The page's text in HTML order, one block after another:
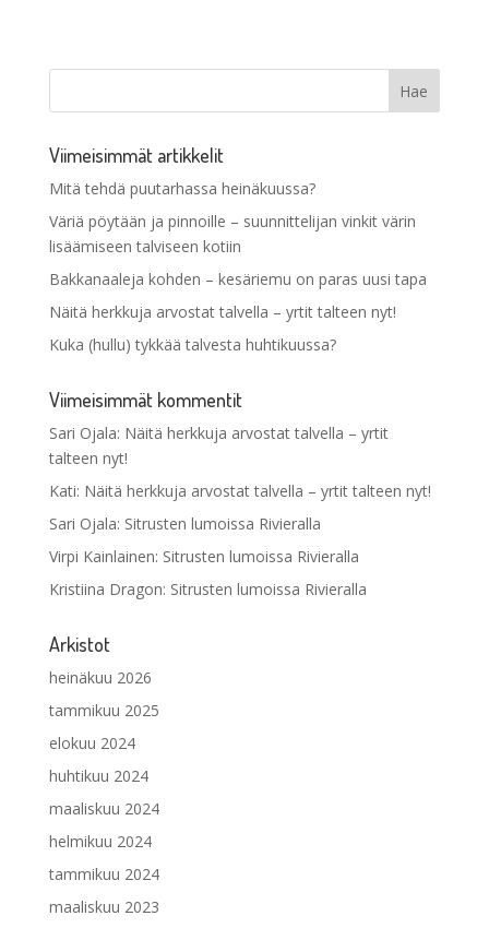
Viimeisimmät artikkelit
Mitä tehdä puutarhassa heinäkuussa?
Väriä pöytään ja pinnoille – suunnittelijan vinkit värin
lisäämiseen talviseen kotiin
Bakkanaaleja kohden – kesäriemu on paras uusi tapa
Näitä herkkuja arvostat talvella – yrtit talteen nyt!
Kuka (hullu) tykkää talvesta huhtikuussa?
Viimeisimmät kommentit
Sari Ojala: Näitä herkkuja arvostat talvella – yrtit
talteen nyt!
Kati: Näitä herkkuja arvostat talvella – yrtit talteen nyt!
Sari Ojala: Sitrusten lumoissa Rivieralla
Virpi Kainlainen: Sitrusten lumoissa Rivieralla
Kristiina Dragon: Sitrusten lumoissa Rivieralla
Arkistot
heinäkuu 2026
tammikuu 2025
elokuu 2024
huhtikuu 2024
maaliskuu 2024
helmikuu 2024
tammikuu 2024
maaliskuu 2023